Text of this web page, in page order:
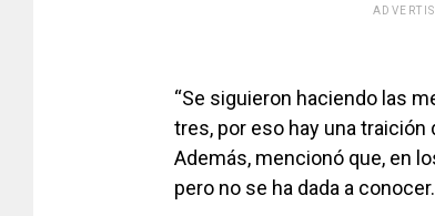
“Se siguieron haciendo las
tres, por eso hay una traición
Además, mencionó que, en
pero no se ha dada a conocer.